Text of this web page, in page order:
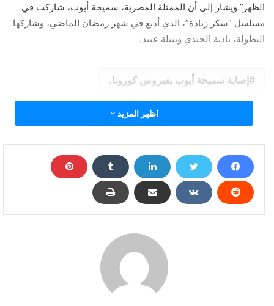
الظهر”.ويشار إلى أن الممثلة المصرية، سميحة أيوب، شاركت في
مسلسل “سكر زيادة”، الذي أذيع في شهر رمضان الماضي، وشاركها
البطولة، نادية الجندي ونبيلة عبيد.
إصابة سميحة أيوب بفيروس كورونا.
اظهر المزيد